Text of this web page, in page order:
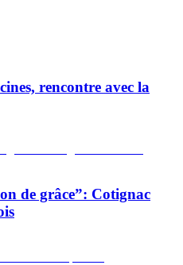
rencontre avec la
de grâce”: Cotignac